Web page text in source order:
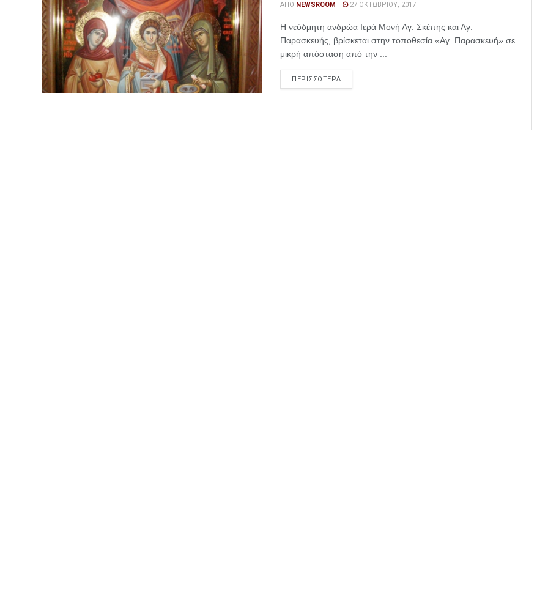
ΑΠΌ NEWSROOM 27 ΟΚΤΩΒΡΊΟΥ, 2017
Η νεόδμητη ανδρώα Ιερά Μονή Αγ. Σκέπης και Αγ.
Παρασκευής, βρίσκεται στην τοποθεσία «Αγ. Παρασκευή» σε
μικρή απόσταση από την ...
ΠΕΡΙΣΣΟΤΕΡΑ